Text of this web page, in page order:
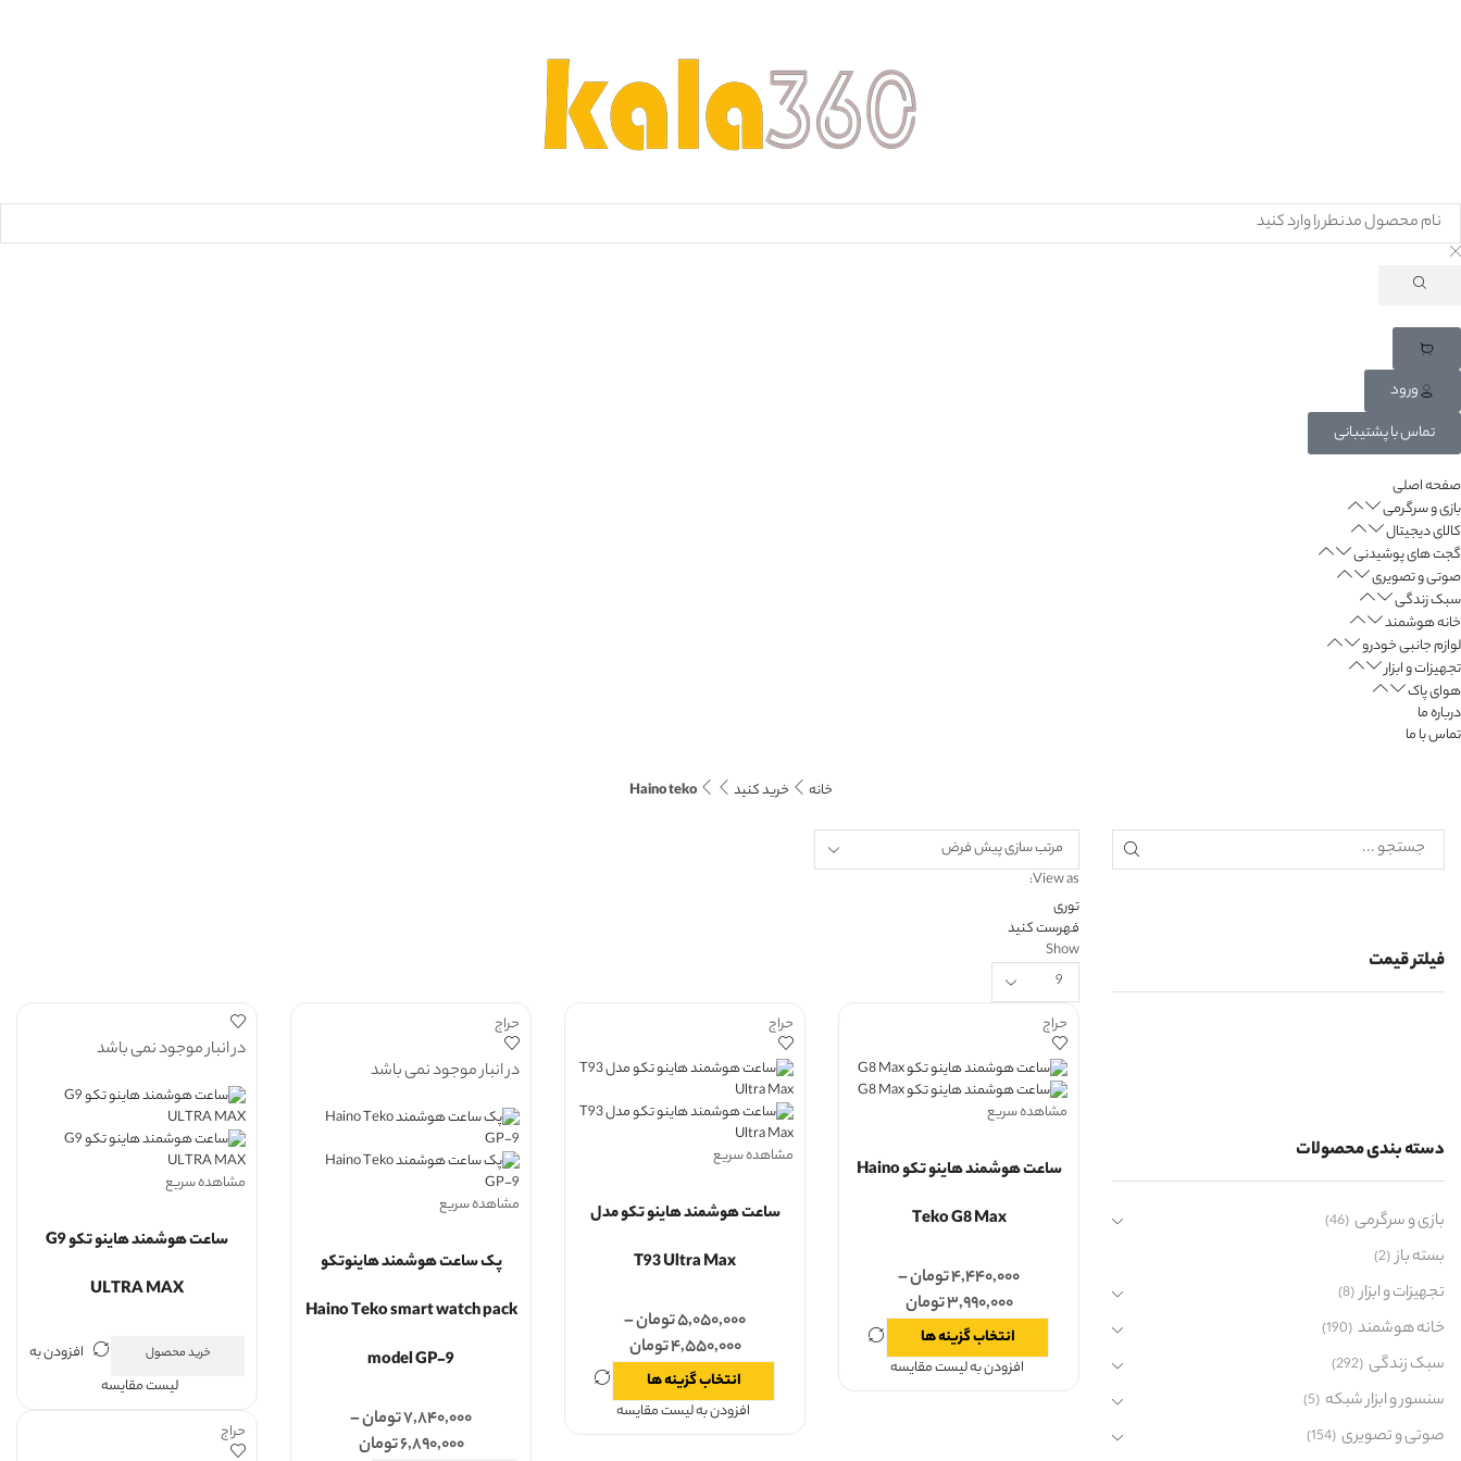
ورود
تماس با پشتیبانی
صفحه اصلی
بازی و سرگرمی
کالای دیجیتال
گجت های پوشیدنی
صوتی و تصویری
سبک زندگی
خانه هوشمند
لوازم جانبی خودرو
تجهیزات و ابزار
هوای پاک
درباره ما
تماس با ما
خانه خرید کنید Haino teko
View as:
توری
فهرست کنید
Show
حراج
مشاهده سریع
ساعت هوشمند هاینو تکو Haino
Teko G8 Max
۴,۴۴۰,۰۰۰تومان–
۳,۹۹۰,۰۰۰تومان
انتخاب گزینه ها
افزودن به لیست مقایسه
حراج
مشاهده سریع
ساعت هوشمند هاینو تکو مدل
T93 Ultra Max
۵,۰۵۰,۰۰۰تومان–
۴,۵۵۰,۰۰۰تومان
انتخاب گزینه ها
افزودن به لیست مقایسه
حراج
در انبار موجود نمی باشد
مشاهده سریع
پک ساعت هوشمند هاینوتکو
Haino Teko smart watch pack
model GP-9
۷,۸۴۰,۰۰۰تومان–
۶,۸۹۰,۰۰۰تومان
در انبار موجود نمی باشد
مشاهده سریع
ساعت هوشمند هاینو تکو G9
ULTRA MAX
خرید محصول
افزودن به
لیست مقایسه
حراج
فیلتر قیمت
دسته بندی محصولات
بازی و سرگرمی (46)
بسته باز (2)
تجهیزات و ابزار (8)
خانه هوشمند (190)
سبک زندگی (292)
سنسور و ابزار شبکه (5)
صوتی و تصویری (154)